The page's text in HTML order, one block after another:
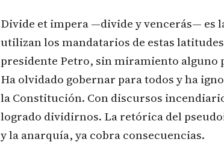
Divide et impera —divide y vencerás— es
utilizan los mandatarios de estas
presidente Petro, sin miramiento alguno
Ha olvidado gobernar para todos y ha
la Constitución. Con discursos
logrado dividirnos. La retórica del
y la anarquía, ya cobra consecuencias.